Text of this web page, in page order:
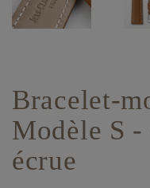
Bracelet-
Modèle S
écrue